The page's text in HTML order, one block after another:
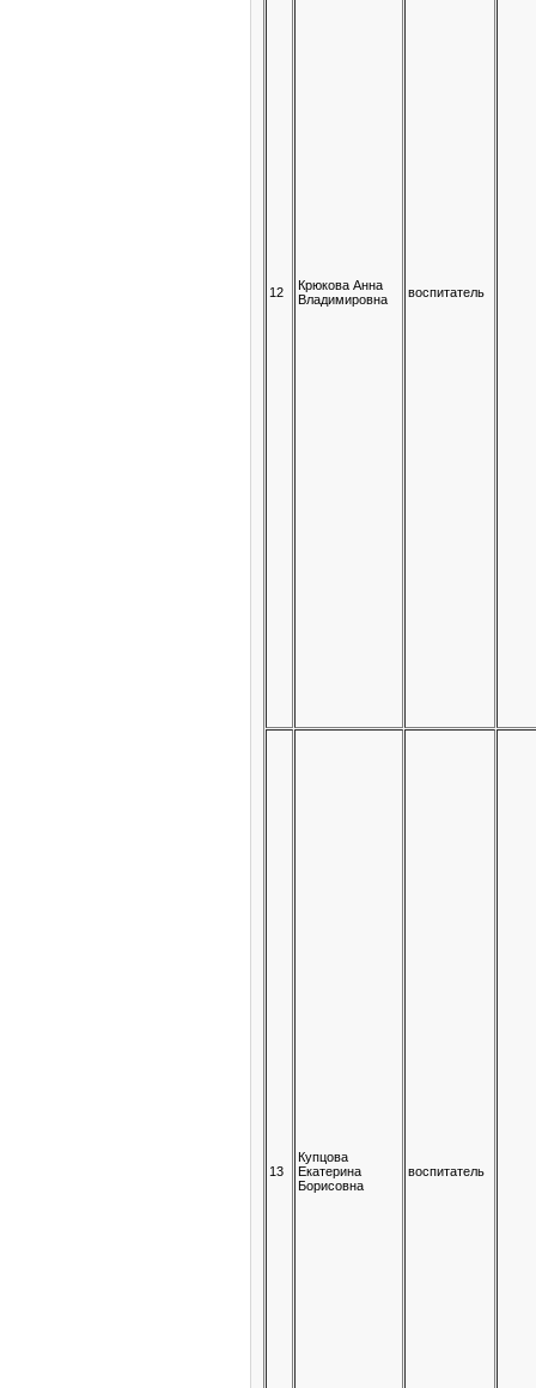
12
Крюкова Анна
Владимировна
воспитатель
13
Купцова
Екатерина
Борисовна
воспитатель